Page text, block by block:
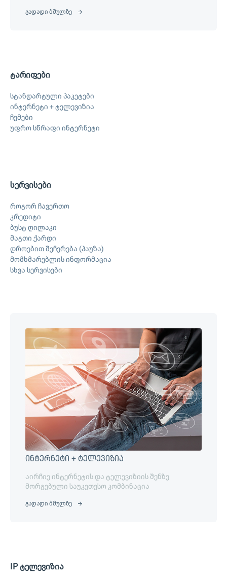
გადადი ბმულზე
ტარიფები
სტანდარტული პაკეტები
ინტერნეტი + ტელევიზია
ჩემები
უფრო სწრაფი ინტერნეტი
სერვისები
როგორ ჩავერთო
კრედიტი
ბუსტ ღილაკი
მაგთი ქარდი
დროებით შეჩერება (პაუზა)
მომხმარებლის ინფორმაცია
სხვა სერვისები
ინტერნეტი + ტელევიზია
აირჩიე ინტერნეტის და ტელევიზიის შენზე
მორგებული საუკეთესო კომბინაცია
გადადი ბმულზე
IP ტელევიზია